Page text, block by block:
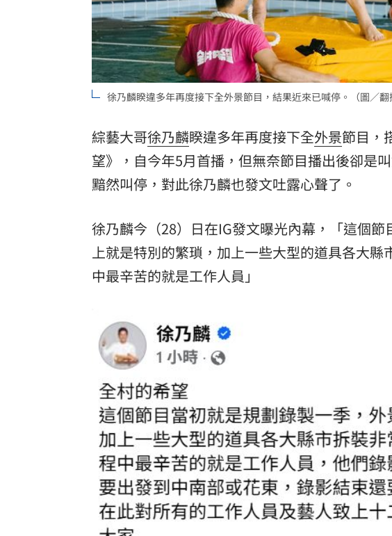
LIVE三立+24小時直播 15:27
三立iNEWS新聞台線上直播 18:00
AI時代！威力馬導入智慧營運系統提升效率 12:00
台彩父親節推新刮刮樂千萬頭獎超「爸」氣 12:00
「拍片人的多重宇宙」職涯論壇9/12登場！
理想混蛋號召粉絲跨海追星吃美食！ 18:15
徐乃麟睽違多年再度接下全外景節目，結果近來已喊停。（圖／翻
綜藝大哥徐乃麟睽違多年再度接下全外景節目，
望》，自今年5月首播，但無奈節目播出後卻是
黯然叫停，對此徐乃麟也發文吐露心聲了。
徐乃麟今（28）日在IG發文曝光內幕，「這個
上就是特別的繁瑣，加上一些大型的道具各大
中最辛苦的就是工作人員」